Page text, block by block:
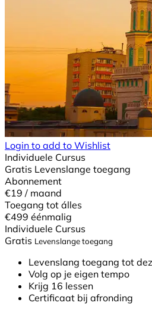
Login to add to Wishlist
Individuele Cursus
Gratis Levenslange toegang
Abonnement
€19 / maand
Toegang tot álles
€499 éénmalig
Individuele Cursus
Gratis Levenslange toegang
Levenslang toegang tot
Volg op je eigen tempo
Krijg 16 lessen
Certificaat bij afronding